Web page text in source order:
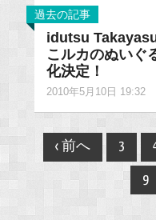
過去の記事
idutsu
こルカのぬいぐ
化決定！
2010年5月10日 19:32
Post
navigation
‹ 前へ 3
9